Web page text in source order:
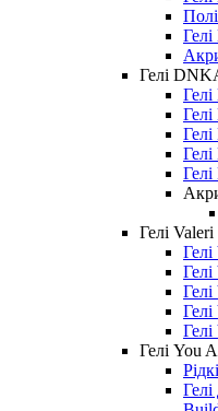
Гелі
Гелі Valeri
Гелі You